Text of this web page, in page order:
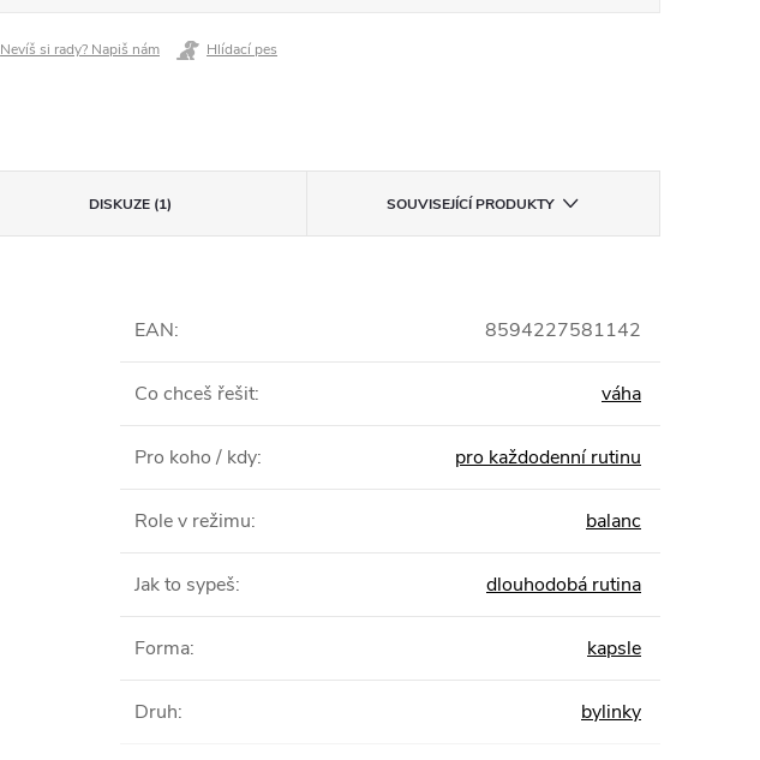
Nevíš si rady? Napiš nám Hlídací pes
DISKUZE (1) SOUVISEJÍCÍ PRODUKTY
EAN: 8594227581142
Co chceš řešit: váha
Pro koho / kdy: pro každodenní rutinu
Role v režimu: balanc
Jak to sypeš: dlouhodobá rutina
Forma: kapsle
Druh: bylinky